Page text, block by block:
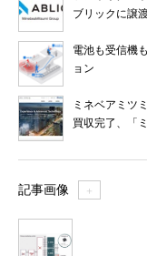
ブリックに譲
電池も受信機
ョン
ミネベアミツ
買収完了、「
記事画像 ＋